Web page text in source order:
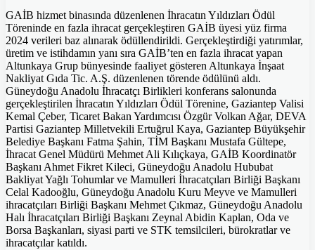
GAİB hizmet binasında düzenlenen İhracatın Yıldızları Ödül
Töreninde en fazla ihracat gerçekleştiren GAİB üyesi yüz firma
2024 verileri baz alınarak ödüllendirildi. Gerçekleştirdiği yatırımlar,
üretim ve istihdamın yanı sıra GAİB’ten en fazla ihracat yapan
Altunkaya Grup bünyesinde faaliyet gösteren Altunkaya İnşaat
Nakliyat Gıda Tic. A.Ş. düzenlenen törende ödülünü aldı.
Güneydoğu Anadolu İhracatçı Birlikleri konferans salonunda
gerçekleştirilen İhracatın Yıldızları Ödül Törenine, Gaziantep Valisi
Kemal Çeber, Ticaret Bakan Yardımcısı Özgür Volkan Ağar, DEVA
Partisi Gaziantep Milletvekili Ertuğrul Kaya, Gaziantep Büyükşehir
Belediye Başkanı Fatma Şahin, TİM Başkanı Mustafa Gültepe,
İhracat Genel Müdürü Mehmet Ali Kılıçkaya, GAİB Koordinatör
Başkanı Ahmet Fikret Kileci, Güneydoğu Anadolu Hububat
Bakliyat Yağlı Tohumlar ve Mamulleri İhracatçıları Birliği Başkanı
Celal Kadooğlu, Güneydoğu Anadolu Kuru Meyve ve Mamulleri
ihracatçıları Birliği Başkanı Mehmet Çıkmaz, Güneydoğu Anadolu
Halı İhracatçıları Birliği Başkanı Zeynal Abidin Kaplan, Oda ve
Borsa Başkanları, siyasi parti ve STK temsilcileri, bürokratlar ve
ihracatçılar katıldı.